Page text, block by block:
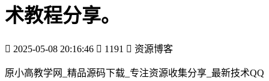
术教程分享。
2025-05-08 20:16:46 1191 资源博客
原小高教学网_精品源码下载_专注资源收集分享_最新技术QQ